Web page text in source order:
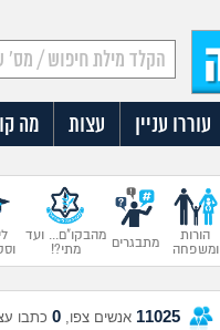
עוררו עניין עצות מה
הורות
ומשפחה
מתבגרים
מהבקו"ם... ועד
מתי?!
11025 אנשים צפו, 0 כתבו